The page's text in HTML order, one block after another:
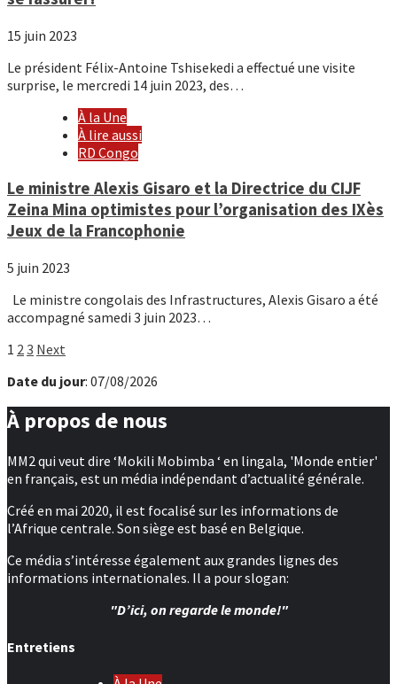
15 juin 2023
Le président Félix-Antoine Tshisekedi a effectué une visite
surprise, le mercredi 14 juin 2023, des…
À la Une
À lire aussi
RD Congo
Le ministre Alexis Gisaro et la Directrice du CIJF
Zeina Mina optimistes pour l’organisation des IXès
Jeux de la Francophonie
5 juin 2023
Le ministre congolais des Infrastructures, Alexis Gisaro a été
accompagné samedi 3 juin 2023…
Pagination
des
publications
1 2 3 Next
Date du jour: 07/08/2026
À propos de nous
MM2 qui veut dire ‘Mokili Mobimba ‘ en lingala, 'Monde entier'
en français, est un média indépendant d’actualité générale.
Créé en mai 2020, il est focalisé sur les informations de
l’Afrique centrale. Son siège est basé en Belgique.
Ce média s’intéresse également aux grandes lignes des
informations internationales. Il a pour slogan:
"D’ici, on regarde le monde!"
Entretiens